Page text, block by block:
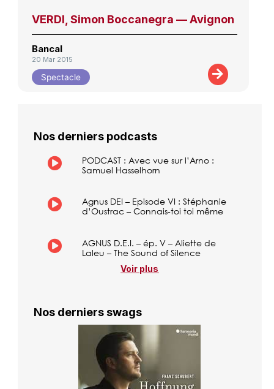
VERDI, Simon Boccanegra — Avignon
Bancal
20 Mar 2015
Spectacle
Nos derniers podcasts
PODCAST : Avec vue sur l’Arno :
Samuel Hasselhorn
Agnus DEI – Episode VI : Stéphanie
d’Oustrac – Connais-toi toi même
AGNUS D.E.I. – ép. V – Aliette de
Laleu – The Sound of Silence
Voir plus
Nos derniers swags